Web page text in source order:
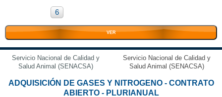
6
VER
Servicio Nacional de Calidad y
Salud Animal (SENACSA)
Servicio Nacional de Calidad y
Salud Animal (SENACSA)
ADQUISICIÓN DE GASES Y NITROGENO - CONTRATO
ABIERTO - PLURIANUAL